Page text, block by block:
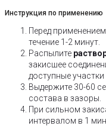
Инструкция по применению
Перед
течение 1-2 минут.
Распылите
закисшее
доступные участки
Выдержите 30-60
состава в зазоры.
При сильном
интервалом в 1